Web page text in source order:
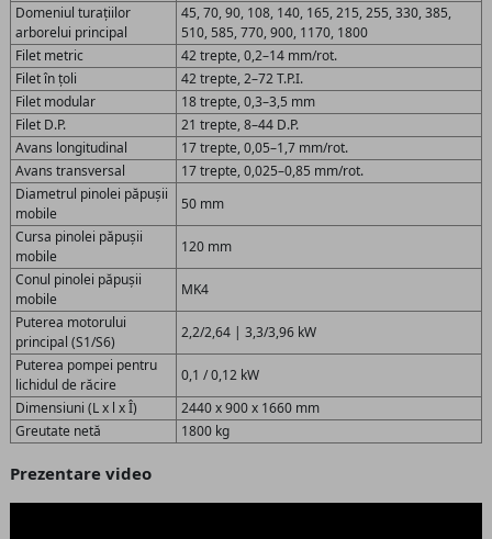
Domeniul turațiilor
arborelui principal
45, 70, 90, 108, 140, 165, 215, 255, 330, 385,
510, 585, 770, 900, 1170, 1800
Filet metric
42 trepte, 0,2–14 mm/rot.
Filet în țoli
42 trepte, 2–72 T.P.I.
Filet modular
18 trepte, 0,3–3,5 mm
Filet D.P.
21 trepte, 8–44 D.P.
Avans longitudinal
17 trepte, 0,05–1,7 mm/rot.
Avans transversal
17 trepte, 0,025–0,85 mm/rot.
Diametrul pinolei păpușii
mobile
50 mm
Cursa pinolei păpușii
mobile
120 mm
Conul pinolei păpușii
mobile
MK4
Puterea motorului
principal (S1/S6)
2,2/2,64 | 3,3/3,96 kW
Puterea pompei pentru
lichidul de răcire
0,1 / 0,12 kW
Dimensiuni (L x l x Î)
2440 x 900 x 1660 mm
Greutate netă
1800 kg
Prezentare video